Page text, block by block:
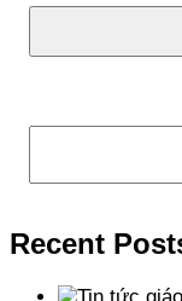
Tìm kiếm
Recent